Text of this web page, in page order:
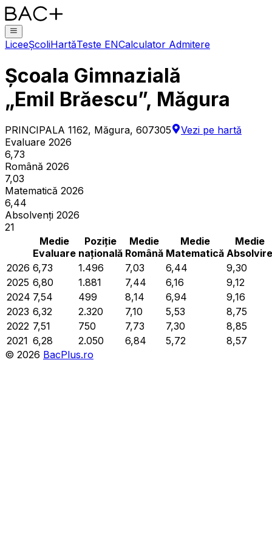
LiceeȘcoliHartăTeste ENCalculator Admitere
Școala Gimnazială
„Emil Brăescu”, Măgura
PRINCIPALA 1162, Măgura, 607305
Vezi pe hartă
Evaluare 2026
6,73
Română 2026
7,03
Matematică 2026
6,44
Absolvenți 2026
21
Medie
Evaluare
Poziție
națională
Medie
Română
Medie
Matematică
Medie
Absolvire
2026 6,73 1.496 7,03 6,44
9,30
2025 6,80 1.881 7,44 6,16
9,12
2024 7,54 499 8,14 6,94
9,16
2023 6,32 2.320 7,10 5,53
8,75
2022 7,51 750 7,73 7,30
8,85
2021 6,28 2.050 6,84 5,72
8,57
© 2026 BacPlus.ro